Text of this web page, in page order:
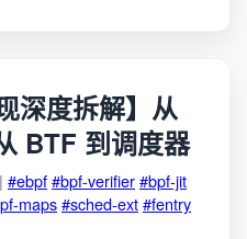
深度拆解】从
BTF 到调度器
| #ebpf#bpf-verifier#bpf-jit
maps#sched-ext#fentry